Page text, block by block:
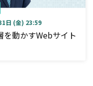
日 (金) 23:59
を動かすWebサイト